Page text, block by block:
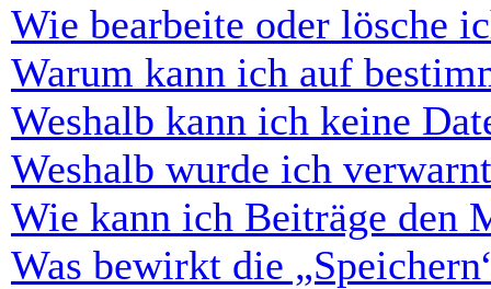
Wie bearbeite oder lösche
Warum kann ich auf
Weshalb kann ich keine
Weshalb wurde ich
Wie kann ich Beiträge den
Was bewirkt die